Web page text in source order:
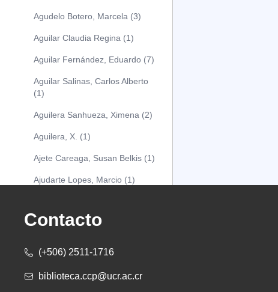
Agudelo Botero, Marcela (3)
Aguilar Claudia Regina (1)
Aguilar Fernández, Eduardo (7)
Aguilar Salinas, Carlos Alberto
(1)
Aguilera Sanhueza, Ximena (2)
Aguilera, X. (1)
Ajete Careaga, Susan Belkis (1)
Ajudarte Lopes, Marcio (1)
(1)
Albareda Tiana (1)
Alcócer Alfaro, Diana (1)
Contacto
(+506) 2511-1716
biblioteca.ccp@ucr.ac.cr